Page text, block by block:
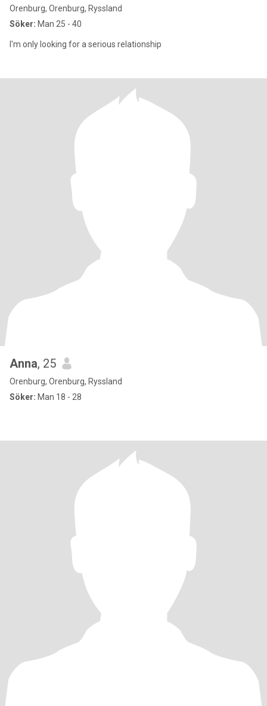
Orenburg, Orenburg, Ryssland
Söker: Man 25 - 40
I'm only looking for a serious relationship
Anna, 25
Orenburg, Orenburg, Ryssland
Söker: Man 18 - 28